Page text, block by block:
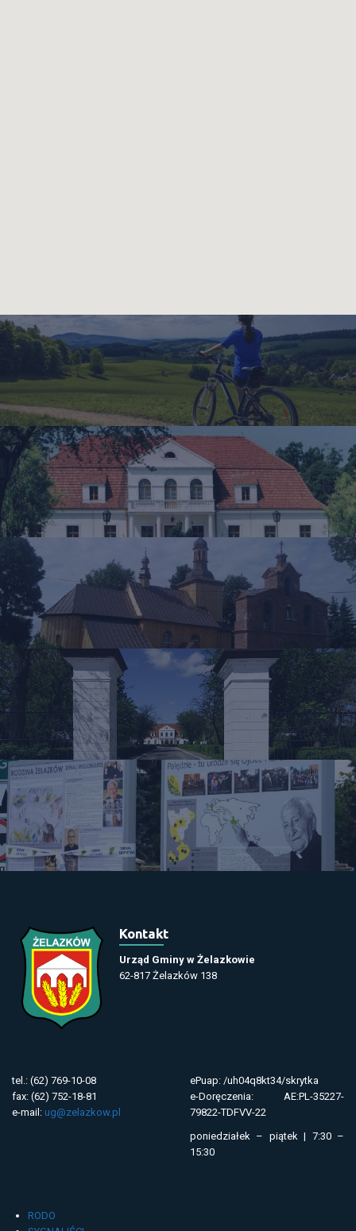
Kontakt
Urząd Gminy w Żelazkowie
62-817 Żelazków 138
tel.: (62) 769-10-08
fax: (62) 752-18-81
e-mail: ug@zelazkow.pl
ePuap: /uh04q8kt34/skrytka
e-Doręczenia: AE:PL-35227-
79822-TDFVV-22
poniedziałek – piątek | 7:30 –
15:30
RODO